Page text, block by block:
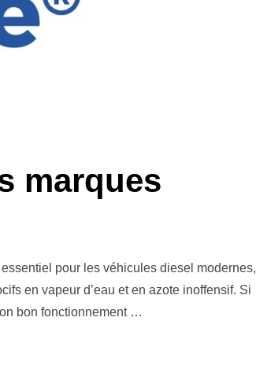
marques
pour les véhicules diesel modernes,
en vapeur d’eau et en azote inoffensif. Si
bon fonctionnement …